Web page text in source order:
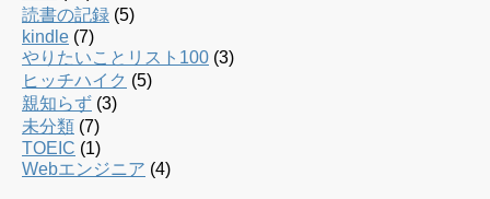
読書の記録 (5)
kindle (7)
やりたいことリスト100 (3)
ヒッチハイク (5)
親知らず (3)
未分類 (7)
TOEIC (1)
Webエンジニア (4)